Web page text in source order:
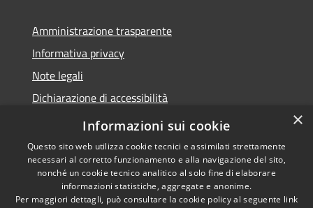
Amministrazione trasparente
Informativa privacy
Note legali
Dichiarazione di accessibilità
Moduli Privacy Amministrazione trasparente
Copyright © 2026 • Comune di
×
Informazioni sui cookie
Questo sito web utilizza cookie tecnici e assimilati strettamente
necessari al corretto funzionamento e alla navigazione del sito,
nonché un cookie tecnico analitico al solo fine di elaborare
informazioni statistiche, aggregate e anonime.
Per maggiori dettagli, può consultare la cookie policy al seguente link